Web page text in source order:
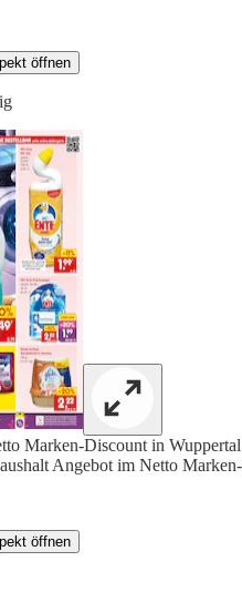
öffnen
Marken-Discount in Wuppertal
Angebot im Netto
öffnen